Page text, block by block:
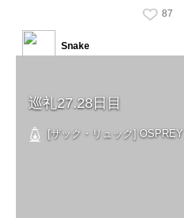
87
巡礼27.28日目
[ザック・リュック] OSPREY
Snake